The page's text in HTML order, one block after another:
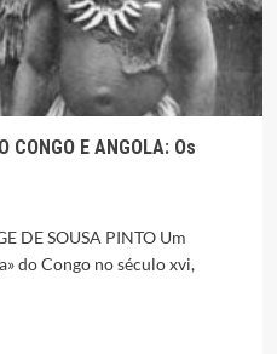
CONGO E ANGOLA: Os
DE SOUSA PINTO Um
do Congo no século xvi,